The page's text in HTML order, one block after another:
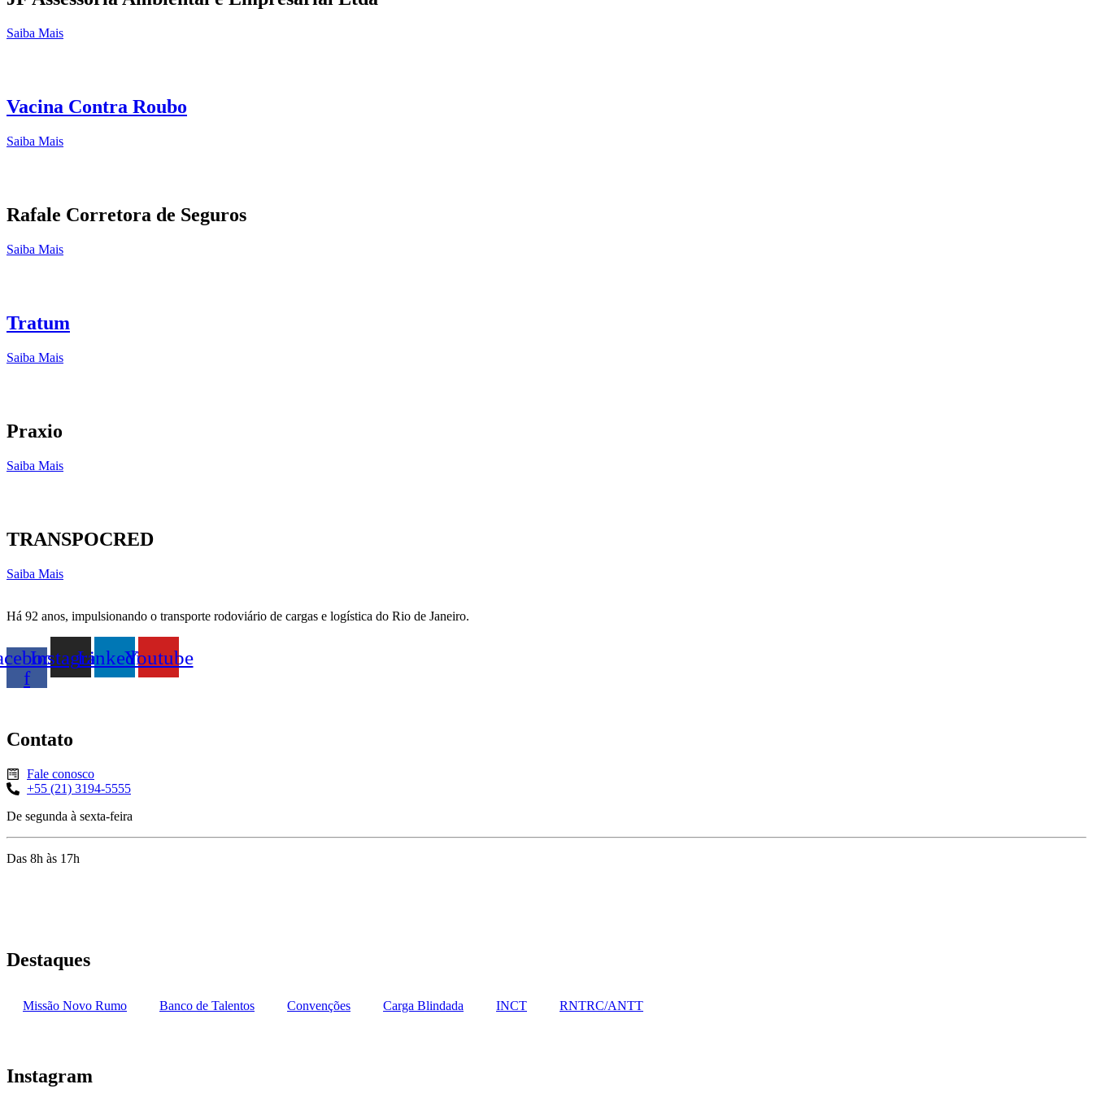
Saiba Mais
Vacina Contra Roubo
Saiba Mais
Rafale Corretora de Seguros
Saiba Mais
Tratum
Saiba Mais
Praxio
Saiba Mais
TRANSPOCRED
Saiba Mais
Há 92 anos, impulsionando o transporte rodoviário de cargas e logística do Rio de Janeiro.
f
InstagramLinkedinYoutube
Contato
Fale conosco
+55 (21) 3194-5555
De segunda à sexta-feira
Das 8h às 17h
Destaques
Missão Novo Rumo Banco de Talentos Convenções Carga Blindada INCT RNTRC/ANTT
Instagram